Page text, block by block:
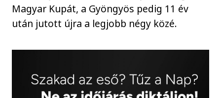
Magyar Kupát, a Gyöngyös pedig 11 év
után jutott újra a legjobb négy közé.